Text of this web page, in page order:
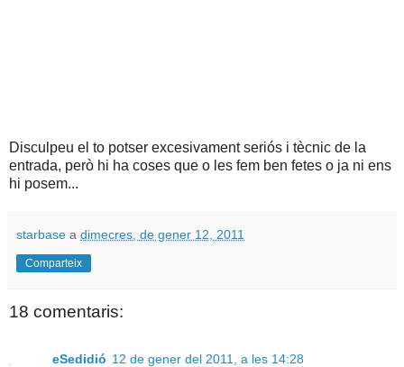
Disculpeu el to potser excesivament seriós i tècnic de la
entrada, però hi ha coses que o les fem ben fetes o ja ni ens
hi posem...
starbase a dimecres, de gener 12, 2011
Comparteix
18 comentaris:
eSedidió 12 de gener del 2011, a les 14:28